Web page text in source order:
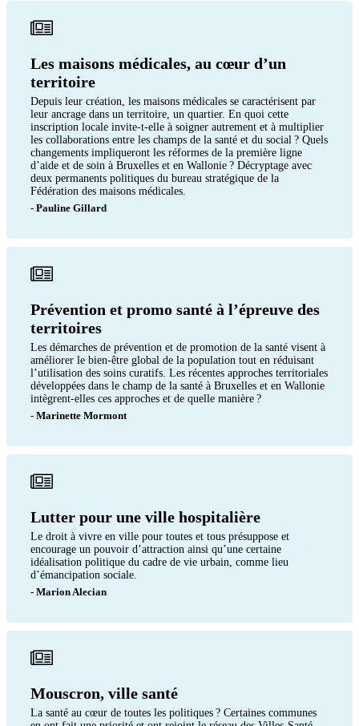
Les maisons médicales, au cœur d’un
territoire
Depuis leur création, les maisons médicales se caractérisent par
leur ancrage dans un territoire, un quartier. En quoi cette
inscription locale invite-t-elle à soigner autrement et à multiplier
les collaborations entre les champs de la santé et du social ? Quels
changements impliqueront les réformes de la première ligne
d’aide et de soin à Bruxelles et en Wallonie ? Décryptage avec
deux permanents politiques du bureau stratégique de la
Fédération des maisons médicales.
- Pauline Gillard
Prévention et promo santé à l’épreuve des
territoires
Les démarches de prévention et de promotion de la santé visent à
améliorer le bien-être global de la population tout en réduisant
l’utilisation des soins curatifs. Les récentes approches territoriales
développées dans le champ de la santé à Bruxelles et en Wallonie
intègrent-elles ces approches et de quelle manière ?
- Marinette Mormont
Lutter pour une ville hospitalière
Le droit à vivre en ville pour toutes et tous présuppose et
encourage un pouvoir d’attraction ainsi qu’une certaine
idéalisation politique du cadre de vie urbain, comme lieu
d’émancipation sociale.
- Marion Alecian
Mouscron, ville santé
La santé au cœur de toutes les politiques ? Certaines communes